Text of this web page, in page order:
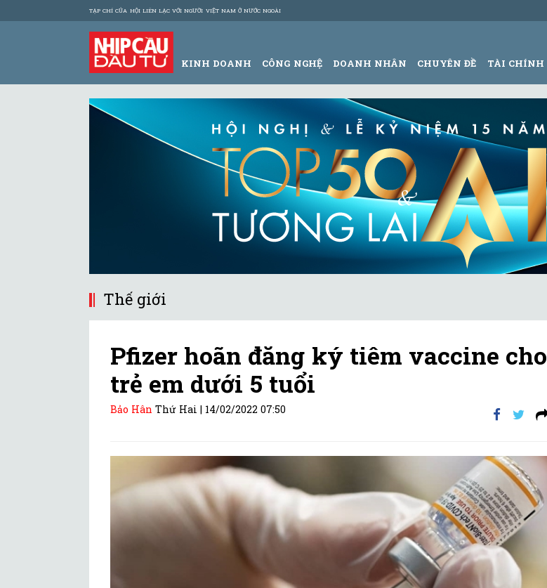
TẠP CHÍ CỦA HỘI LIÊN LẠC VỚI NGƯỜI VIỆT NAM Ở NƯỚC NGOÀI
KINH DOANH CÔNG NGHỆ DOANH NHÂN CHUYÊN ĐỀ TÀI CHÍNH
Thế giới
Pfizer hoãn đăng ký tiêm vaccine cho
trẻ em dưới 5 tuổi
Bảo Hân Thứ Hai | 14/02/2022 07:50